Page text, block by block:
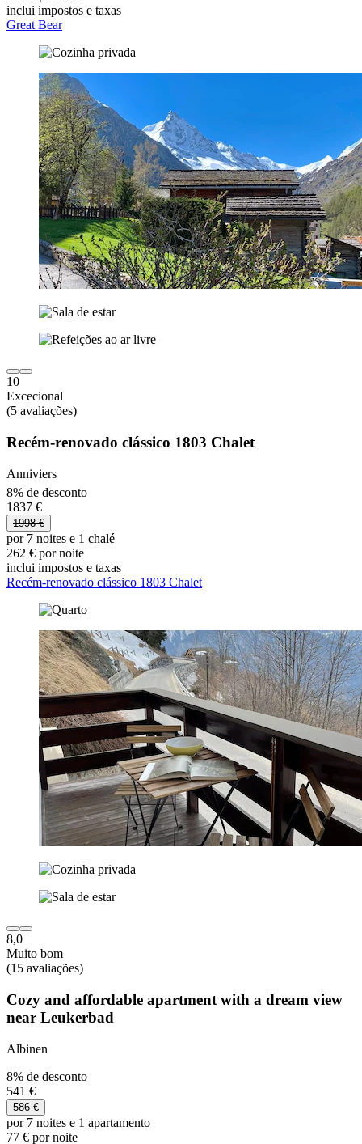
inclui impostos e taxas
Great Bear
10
Excecional
(5 avaliações)
Recém-renovado clássico 1803 Chalet
Anniviers
8% de desconto
1837 €
1998 €
por 7 noites e 1 chalé
262 € por noite
inclui impostos e taxas
Recém-renovado clássico 1803 Chalet
8,0
Muito bom
(15 avaliações)
Cozy and affordable apartment with a dream view
near Leukerbad
Albinen
8% de desconto
541 €
586 €
por 7 noites e 1 apartamento
77 € por noite